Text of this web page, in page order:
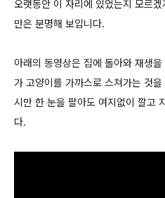
오랫동안 이 자리에 있었는지 모르
만은 분명해 보입니다.
아래의 동영상은 집에 돌아와 재생
가 고양이를 가까스로 스쳐가는 것
시만 한 눈을 팔아도 여지없이 깔고
다.